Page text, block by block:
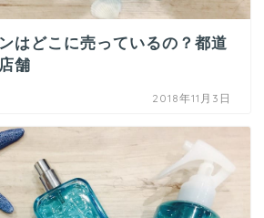
はどこに売っているの？都道
舗
2018年11月3日